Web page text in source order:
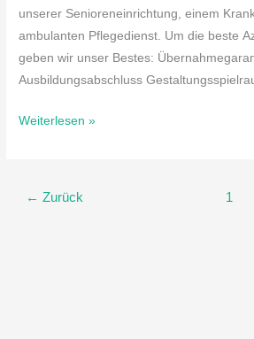
unserer Senioreneinrichtung, einem
ambulanten Pflegedienst. Um die beste
geben wir unser Bestes:
Ausbildungsabschluss
Weiterlesen »
← Zurück 1